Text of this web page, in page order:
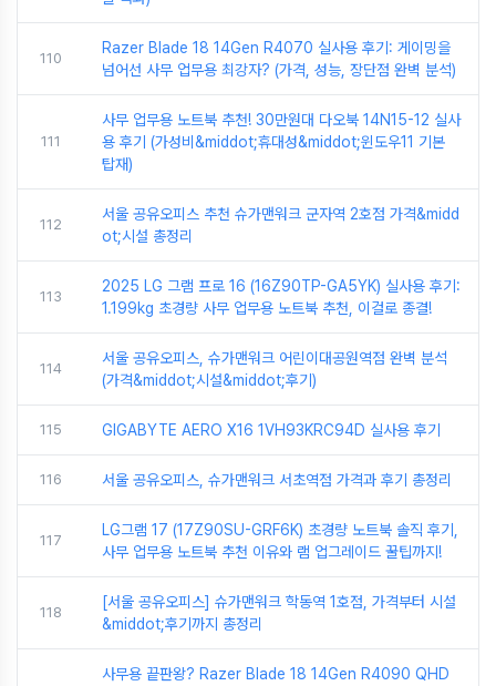
110
Razer Blade 18 14Gen R4070 실사용 후기: 게이밍을
넘어선 사무 업무용 최강자? (가격, 성능, 장단점 완벽 분석)
111
사무 업무용 노트북 추천! 30만원대 다오북 14N15-12 실사
용 후기 (가성비&middot;휴대성&middot;윈도우11 기본
탑재)
112
서울 공유오피스 추천 슈가맨워크 군자역 2호점 가격&midd
ot;시설 총정리
113
2025 LG 그램 프로 16 (16Z90TP-GA5YK) 실사용 후기:
1.199kg 초경량 사무 업무용 노트북 추천, 이걸로 종결!
114
서울 공유오피스, 슈가맨워크 어린이대공원역점 완벽 분석
(가격&middot;시설&middot;후기)
115 GIGABYTE AERO X16 1VH93KRC94D 실사용 후기
116 서울 공유오피스, 슈가맨워크 서초역점 가격과 후기 총정리
117
LG그램 17 (17Z90SU-GRF6K) 초경량 노트북 솔직 후기,
사무 업무용 노트북 추천 이유와 램 업그레이드 꿀팁까지!
118
[서울 공유오피스] 슈가맨워크 학동역 1호점, 가격부터 시설
&middot;후기까지 총정리
사무용 끝판왕? Razer Blade 18 14Gen R4090 QHD